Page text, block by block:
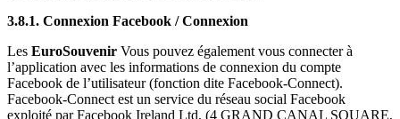
3.8.1. Connexion Facebook / Connexion
Les EuroSouvenir Vous pouvez également vous connecter à
l’application avec les informations de connexion du compte
Facebook de l’utilisateur (fonction dite Facebook-Connect).
Facebook-Connect est un service du réseau social Facebook
exploité par Facebook Ireland Ltd. (4 GRAND CANAL SQUARE,